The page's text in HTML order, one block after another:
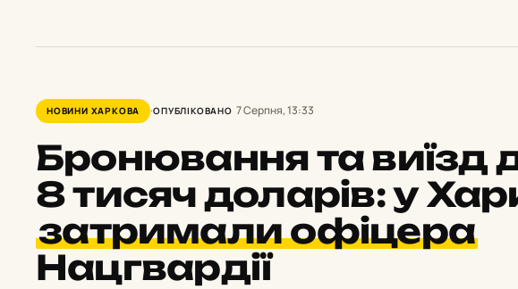
НОВИНИ ХАРКОВА ОПУБЛІКОВАНО 7 Серпня, 13:33
Бронювання та виїзд
8 тисяч доларів: у
затримали офіцера
Нацгвардії